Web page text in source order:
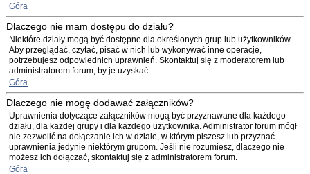
Góra
Dlaczego nie mam dostępu do działu?
Niektóre działy mogą być dostępne dla określonych grup lub użytkowników.
Aby przeglądać, czytać, pisać w nich lub wykonywać inne operacje,
potrzebujesz odpowiednich uprawnień. Skontaktuj się z moderatorem lub
administratorem forum, by je uzyskać.
Góra
Dlaczego nie mogę dodawać załączników?
Uprawnienia dotyczące załączników mogą być przyznawane dla każdego
działu, dla każdej grupy i dla każdego użytkownika. Administrator forum mógł
nie zezwolić na dołączanie ich w dziale, w którym piszesz lub przyznać
uprawnienia jedynie niektórym grupom. Jeśli nie rozumiesz, dlaczego nie
możesz ich dołączać, skontaktuj się z administratorem forum.
Góra